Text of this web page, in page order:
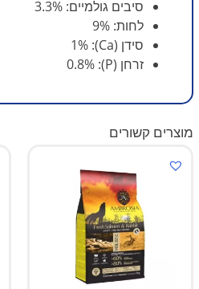
סיבים גולמיים: 3.3%
לחות: 9%
סידן (Ca): 1%
זרחן (P): 0.8%
מוצרים קשורים